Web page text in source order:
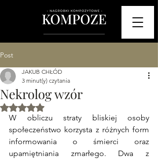
Post
Nekrolog wzór
JAKUB CHŁÓD
3 minut(y) czytania
Oceniono na NaN z 5 gwiazdek.
W obliczu straty bliskiej osoby
społeczeństwo korzysta z różnych form
informowania o śmierci oraz
upamiętniania zmarłego. Dwa z